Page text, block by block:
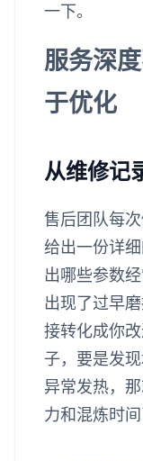
一下。
服务深
于优化
从维修记
售后团队每
给出一份详
出哪些参数
出现了过早
接转化成你
子，要是发
异常发热，
力和混炼时间